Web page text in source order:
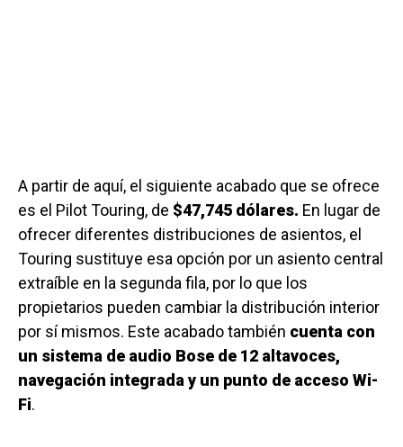
A partir de aquí, el siguiente acabado que se ofrece
es el Pilot Touring, de $47,745 dólares. En lugar de
ofrecer diferentes distribuciones de asientos, el
Touring sustituye esa opción por un asiento central
extraíble en la segunda fila, por lo que los
propietarios pueden cambiar la distribución interior
por sí mismos. Este acabado también cuenta con
un sistema de audio Bose de 12 altavoces,
navegación integrada y un punto de acceso Wi-
Fi.